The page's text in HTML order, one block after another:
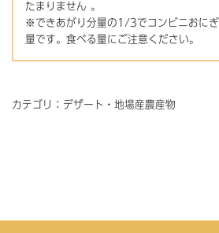
たまりません 。
※できあがり分量の1/3でコンビニおに
量です。食べる量にご注意ください。
カテゴリ：デザート・地場産農産物